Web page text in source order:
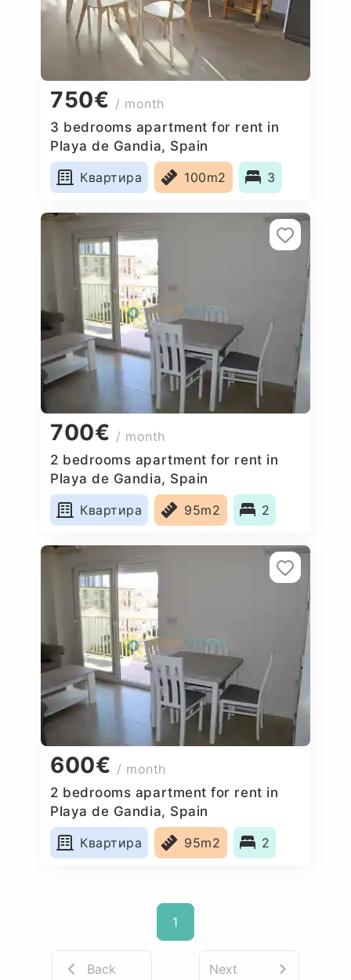
750€ / month
3 bedrooms apartment for rent in
Playa de Gandia, Spain
Квартира
100m2 3
700€ / month
2 bedrooms apartment for rent in
Playa de Gandia, Spain
Квартира
95m2 2
600€ / month
2 bedrooms apartment for rent in
Playa de Gandia, Spain
Квартира
95m2 2
1
Back Next